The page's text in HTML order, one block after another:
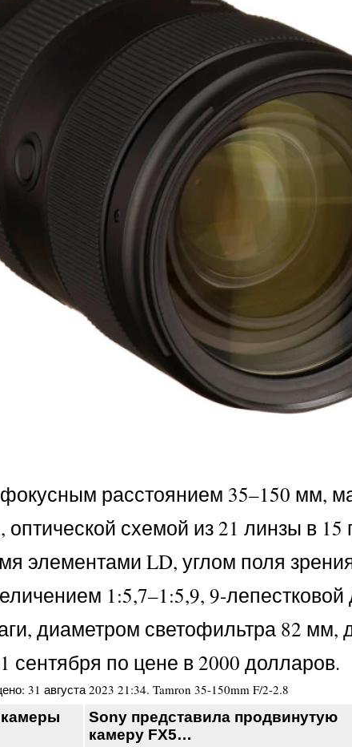
расстоянием 35–150 мм,
схемой из 21 линзы в
элементами LD, углом поля
1:5,7–1:5,9, 9-
диаметром светофильтра 82
сентября по цене в 2000 долларов.
31 августа 2023 21:34. Tamron 35-150mm F/2-2.8
Sony представила продвинутую
камеру FX5…